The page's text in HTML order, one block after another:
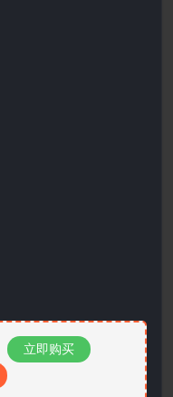
立即购买